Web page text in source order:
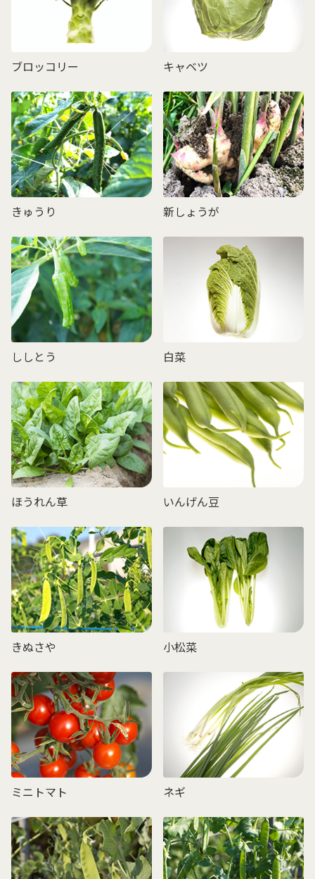
ブロッコリー キャベツ
きゅうり 新しょうが
ししとう 白菜
ほうれん草 いんげん豆
きぬさや 小松菜
ミニトマト ネギ